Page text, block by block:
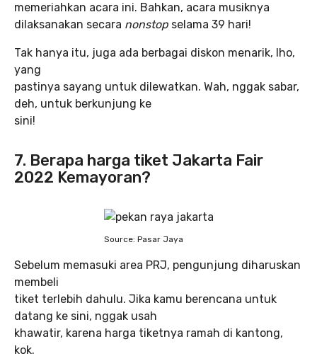
memeriahkan acara ini. Bahkan, acara musiknya
dilaksanakan secara nonstop selama 39 hari!
Tak hanya itu, juga ada berbagai diskon menarik, lho,
yang
pastinya sayang untuk dilewatkan. Wah, nggak sabar,
deh, untuk berkunjung ke
sini!
7. Berapa harga tiket Jakarta Fair
2022 Kemayoran?
Source: Pasar Jaya
Sebelum memasuki area PRJ, pengunjung diharuskan
membeli
tiket terlebih dahulu. Jika kamu berencana untuk
datang ke sini, nggak usah
khawatir, karena harga tiketnya ramah di kantong,
kok.